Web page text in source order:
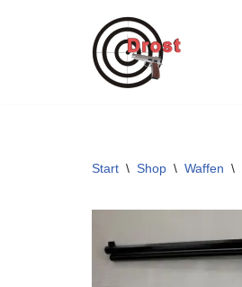
Start \ Shop \ Waffen \